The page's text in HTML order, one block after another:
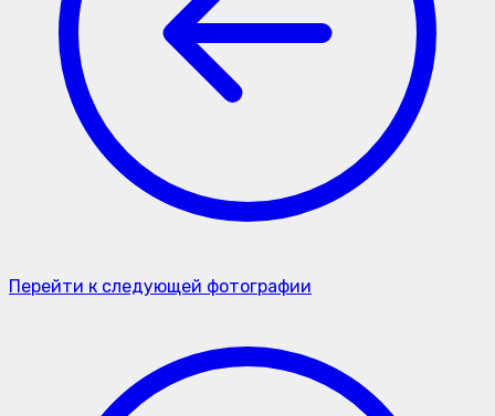
Перейти к следующей фотографии